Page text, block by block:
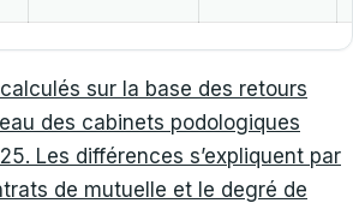
sur la base des retours
des cabinets podologiques
Les différences s’expliquent par
de mutuelle et le degré de